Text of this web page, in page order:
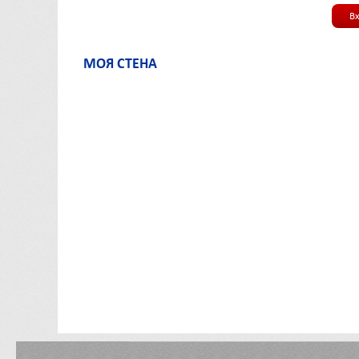
МОЯ СТЕНА